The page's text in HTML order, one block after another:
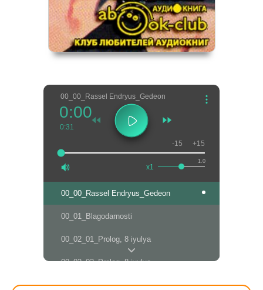
00_00_Rassel Endryus_Gedeon
0:00
0:31
1.0
x1
-15 +15
00_00_Rassel Endryus_Gedeon
00_01_Blagodarnosti
00_02_01_Prolog, 8 iyulya
00_02_02_Prolog, 8 iyulya
00_02_03_Prolog, 8 iyulya